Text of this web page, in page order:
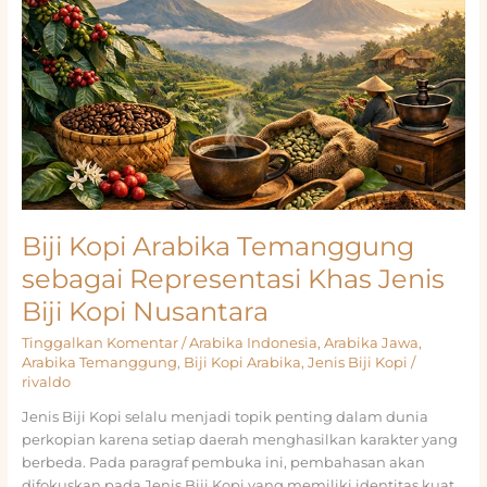
Biji Kopi Arabika Temanggung
sebagai Representasi Khas Jenis
Biji Kopi Nusantara
Tinggalkan Komentar /Arabika Indonesia, Arabika Jawa,
Arabika Temanggung, Biji Kopi Arabika, Jenis Biji Kopi /
rivaldo
Jenis Biji Kopi selalu menjadi topik penting dalam dunia
perkopian karena setiap daerah menghasilkan karakter yang
berbeda. Pada paragraf pembuka ini, pembahasan akan